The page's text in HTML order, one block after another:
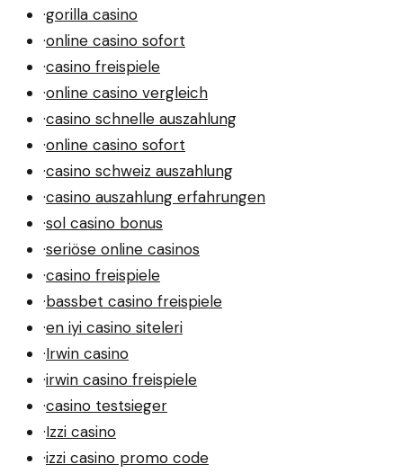
·gorilla casino
·online casino sofort
·casino freispiele
·online casino vergleich
·casino schnelle auszahlung
·online casino sofort
·casino schweiz auszahlung
·casino auszahlung erfahrungen
·sol casino bonus
·seriöse online casinos
·casino freispiele
·bassbet casino freispiele
·en iyi casino siteleri
·Irwin casino
·irwin casino freispiele
·casino testsieger
·Izzi casino
·izzi casino promo code